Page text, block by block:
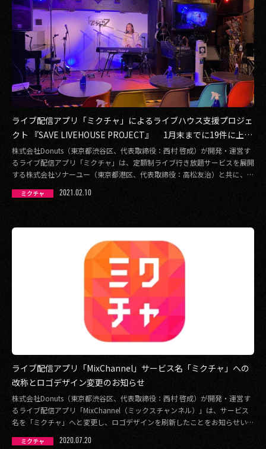
ライブ配信アプリ「ミクチャ」によるライブハウス支援プロジェ
クト 『SAVE LIVEHOUSE PROJECT』 1月末までに19件に上る
公演へのサポートを実施
株式会社Donuts（東京都渋谷区、代表取締役：西村 啓成）が開発・運営す
るライブ配信アプリ「ミクチャ」は、定額制ライブ行き放題サービスを展開
する株式会社ソナーユー（東京都港区、代表取締役：高松友治）と共に、コ
ミクチャ 2021.02.10
ライブ配信アプリ「MixChannel」サービス名「ミクチャ」への
改称とロゴデザイン変更のお知らせ
株式会社Donuts（東京都渋谷区、代表取締役：西村 啓成）が開発・運営す
るライブ配信アプリ「MixChannel（ミックスチャンネル）」は、サービス
名を「ミクチャ」へと変更し、ロゴデザインを刷新したことをお知らせいた
ミクチャ 2020.07.20